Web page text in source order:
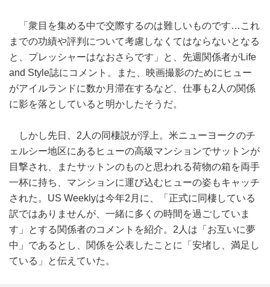
「衆目を集める中で交際するのは難しいものです…これ
までの功績や評判について考慮しなくてはならないとなる
と、プレッシャーはなおさらです」と、先週関係者がLife
and Style誌にコメント。また、映画撮影のためにヒュー
がアイルランドに数か月滞在するなど、仕事も2人の関係
に影を落としていると明かしたそうだ。
しかし先日、2人の同棲説が浮上。米ニューヨークのチ
ェルシー地区にあるヒューの高級マンションでサットンが
目撃され、またサットンのものと思われる荷物の箱を両手
一杯に持ち、マンションに運び込むヒューの姿もキャッチ
された。US Weeklyは今年2月に、「正式に同棲している
訳ではありませんが、一緒に多くの時間を過ごしていま
す」とする関係者のコメントを紹介。2人は「お互いに夢
中」であるとし、関係を公表したことに「安堵し、満足し
ている」と伝えていた。